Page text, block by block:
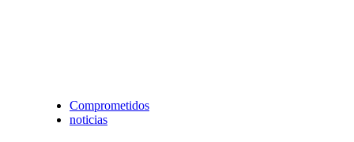
Comprometidos
noticias